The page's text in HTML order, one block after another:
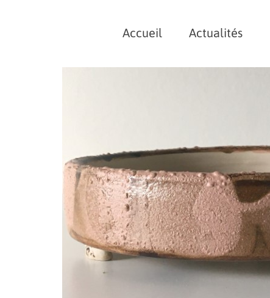
Accueil Actualités